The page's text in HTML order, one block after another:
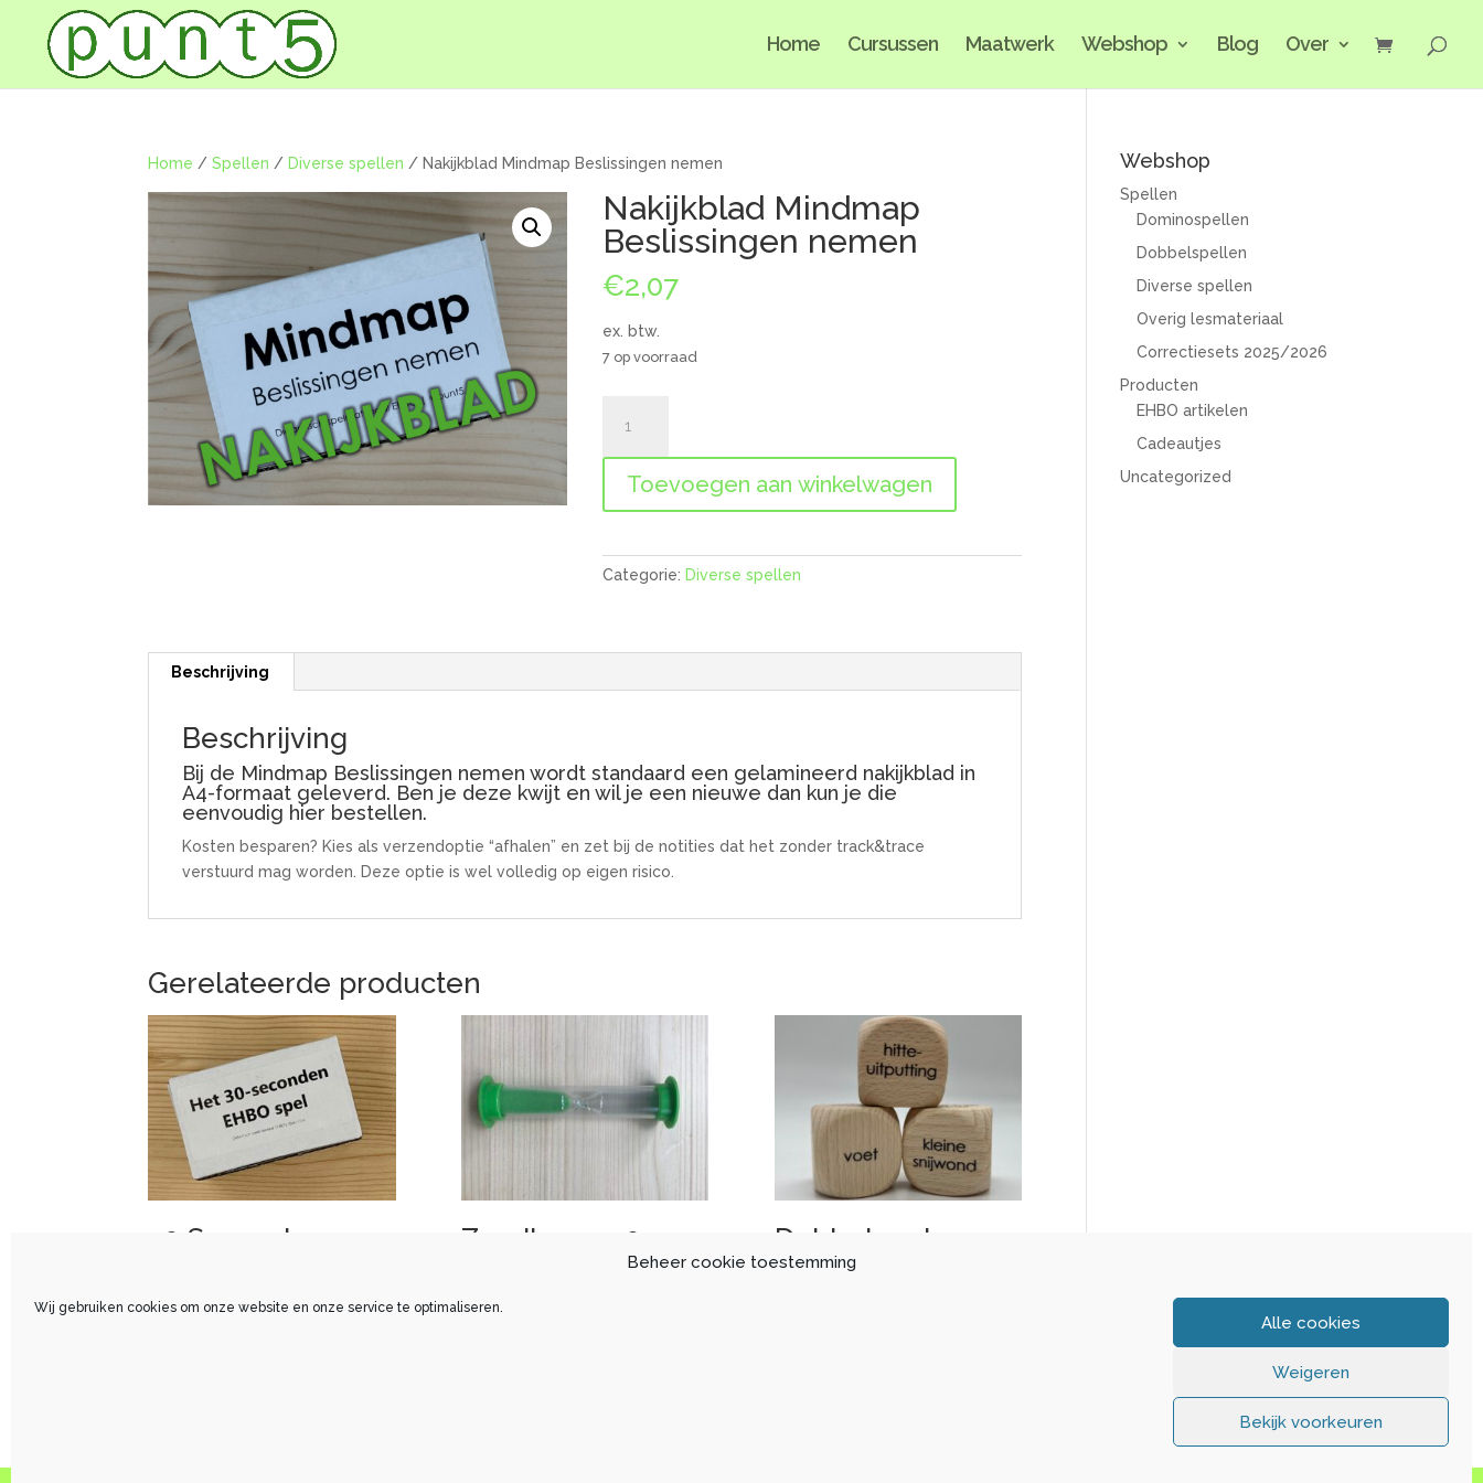
Beheer cookie toestemming
Wij gebruiken cookies om onze website en onze service te optimaliseren.
Alle cookies
Weigeren
Bekijk voorkeuren
Home Cursussen Maatwerk Webshop Blog Over
Home /Spellen / Diverse spellen / Nakijkblad Mindmap Beslissingen nemen
Nakijkblad Mindmap
Beslissingen nemen
€2,07
ex. btw.
7 op voorraad
Mindmap
Beslissingen
nemen
aantal
Toevoegen aan winkelwagen
Categorie: Diverse spellen
Beschrijving
Beschrijving
Bij de Mindmap Beslissingen nemen wordt standaard een gelamineerd nakijkblad in
A4-formaat geleverd. Ben je deze kwijt en wil je een nieuwe dan kun je die
eenvoudig hier bestellen.
Kosten besparen? Kies als verzendoptie “afhalen” en zet bij de notities dat het zonder track&trace
verstuurd mag worden. Deze optie is wel volledig op eigen risico.
Gerelateerde producten
30 Seconden
€41,32
Zandloper 30
€3,72
Dobbelspel
verbandleer XXL
Webshop
Spellen
Dominospellen
Dobbelspellen
Diverse spellen
Overig lesmateriaal
Correctiesets 2025/2026
Producten
EHBO artikelen
Cadeautjes
Uncategorized